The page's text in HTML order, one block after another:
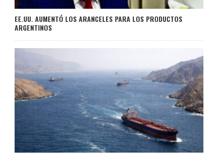
EE.UU. AUMENTÓ LOS ARANCELES PARA LOS PRODUCTOS
ARGENTINOS